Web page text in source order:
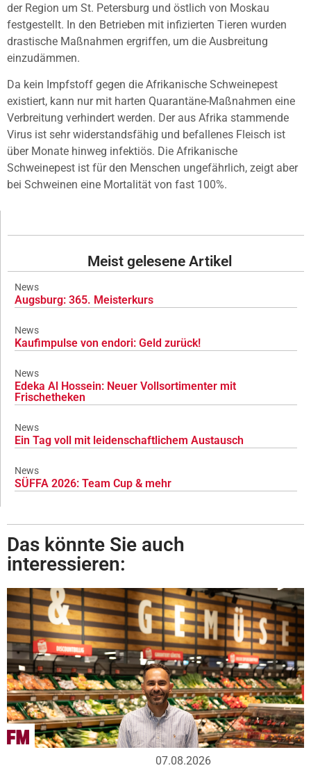
der Region um St. Petersburg und östlich von Moskau
festgestellt. In den Betrieben mit infizierten Tieren wurden
drastische Maßnahmen ergriffen, um die Ausbreitung
einzudämmen.
Da kein Impfstoff gegen die Afrikanische Schweinepest
existiert, kann nur mit harten Quarantäne-Maßnahmen eine
Verbreitung verhindert werden. Der aus Afrika stammende
Virus ist sehr widerstandsfähig und befallenes Fleisch ist
über Monate hinweg infektiös. Die Afrikanische
Schweinepest ist für den Menschen ungefährlich, zeigt aber
bei Schweinen eine Mortalität von fast 100%.
Meist gelesene Artikel
News
Augsburg: 365. Meisterkurs
News
Kaufimpulse von endori: Geld zurück!
News
Edeka Al Hossein: Neuer Vollsortimenter mit
Frischetheken
News
Ein Tag voll mit leidenschaftlichem Austausch
News
SÜFFA 2026: Team Cup & mehr
Das könnte Sie auch
interessieren:
07.08.2026